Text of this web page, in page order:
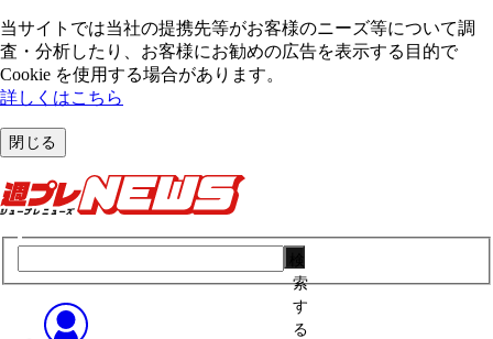
当サイトでは当社の提携先等がお客様のニーズ等について調
査・分析したり、お客様にお勧めの広告を表⽰する⽬的で
Cookie を使⽤する場合があります。
詳しくはこちら
閉じる
索
す
る